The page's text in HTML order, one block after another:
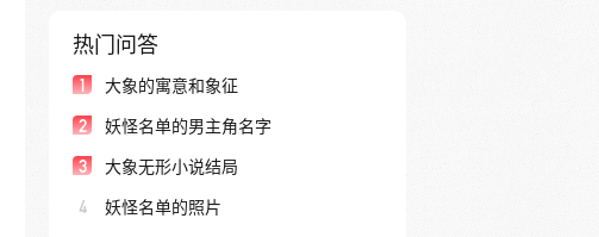
热门问答
1 大象的寓意和象征
2 妖怪名单的男主角名字
3 大象无形小说结局
4 妖怪名单的照片